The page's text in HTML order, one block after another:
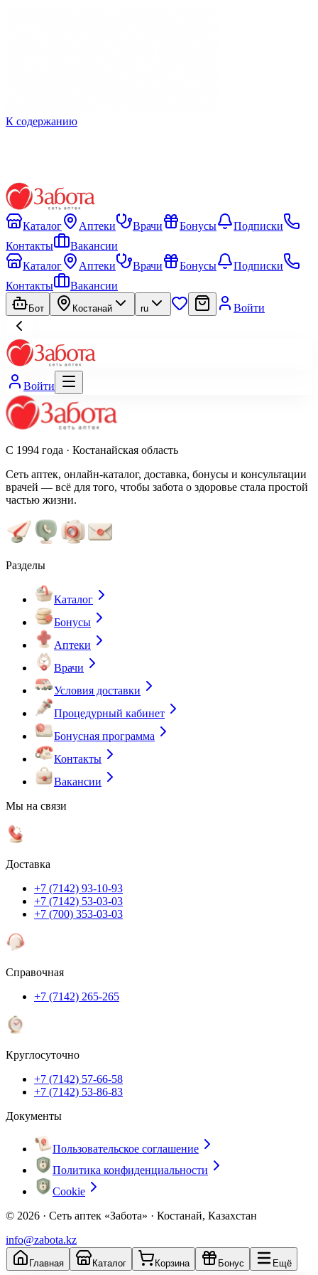
К содержанию
Каталог Аптеки Врачи Бонусы
Подписки
Контакты
Вакансии
Каталог
Аптеки Врачи Бонусы
Подписки
Контакты
Вакансии
Бот Костанай ru Войти
Войти
С 1994 года · Костанайская область
Сеть аптек, онлайн-каталог, доставка, бонусы и консультации
врачей — всё для того, чтобы забота о здоровье стала простой
частью жизни.
Разделы
Каталог
Бонусы
Аптеки
Врачи
Условия доставки
Процедурный кабинет
Бонусная программа
Контакты
Вакансии
Мы на связи
Доставка
+7 (7142) 93-10-93
+7 (7142) 53-03-03
+7 (700) 353-03-03
Справочная
+7 (7142) 265-265
Круглосуточно
+7 (7142) 57-66-58
+7 (7142) 53-86-83
Документы
Пользовательское соглашение
Политика конфиденциальности
Cookie
© 2026 · Сеть аптек «Забота» · Костанай, Казахстан
info@zabota.kz
Главная Каталог Корзина Бонус Ещё